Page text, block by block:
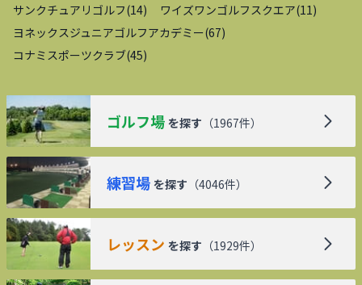
サンクチュアリゴルフ(14) ワイズワンゴルフスクエア(11 )
ヨネックスジュニアゴルフアカデミー(67)
コナミスポーツクラブ(45)
ゴルフ場 を探す （1967件）
練習場 を探す （4046件）
レッスン を探す （1929件）